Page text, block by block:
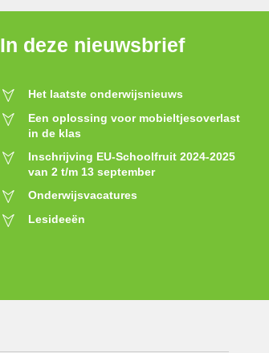
In deze nieuwsbrief
Het laatste onderwijsnieuws
Een oplossing voor mobieltjesoverlast
in de klas
Inschrijving EU-Schoolfruit 2024-2025
van 2 t/m 13 september
Onderwijsvacatures
Lesideeën